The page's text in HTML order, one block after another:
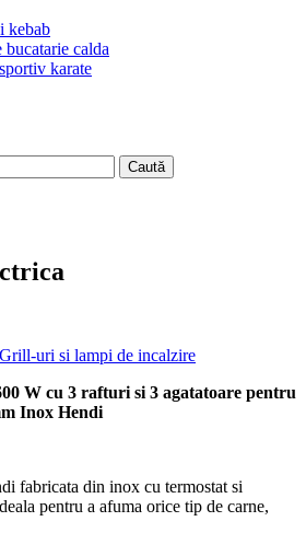
kebab
bucatarie calda
karate
Grill-uri si lampi de incalzire
W cu 3 rafturi si 3 agatatoare pentru
Inox Hendi
fabricata din inox cu termostat si
pentru a afuma orice tip de carne,